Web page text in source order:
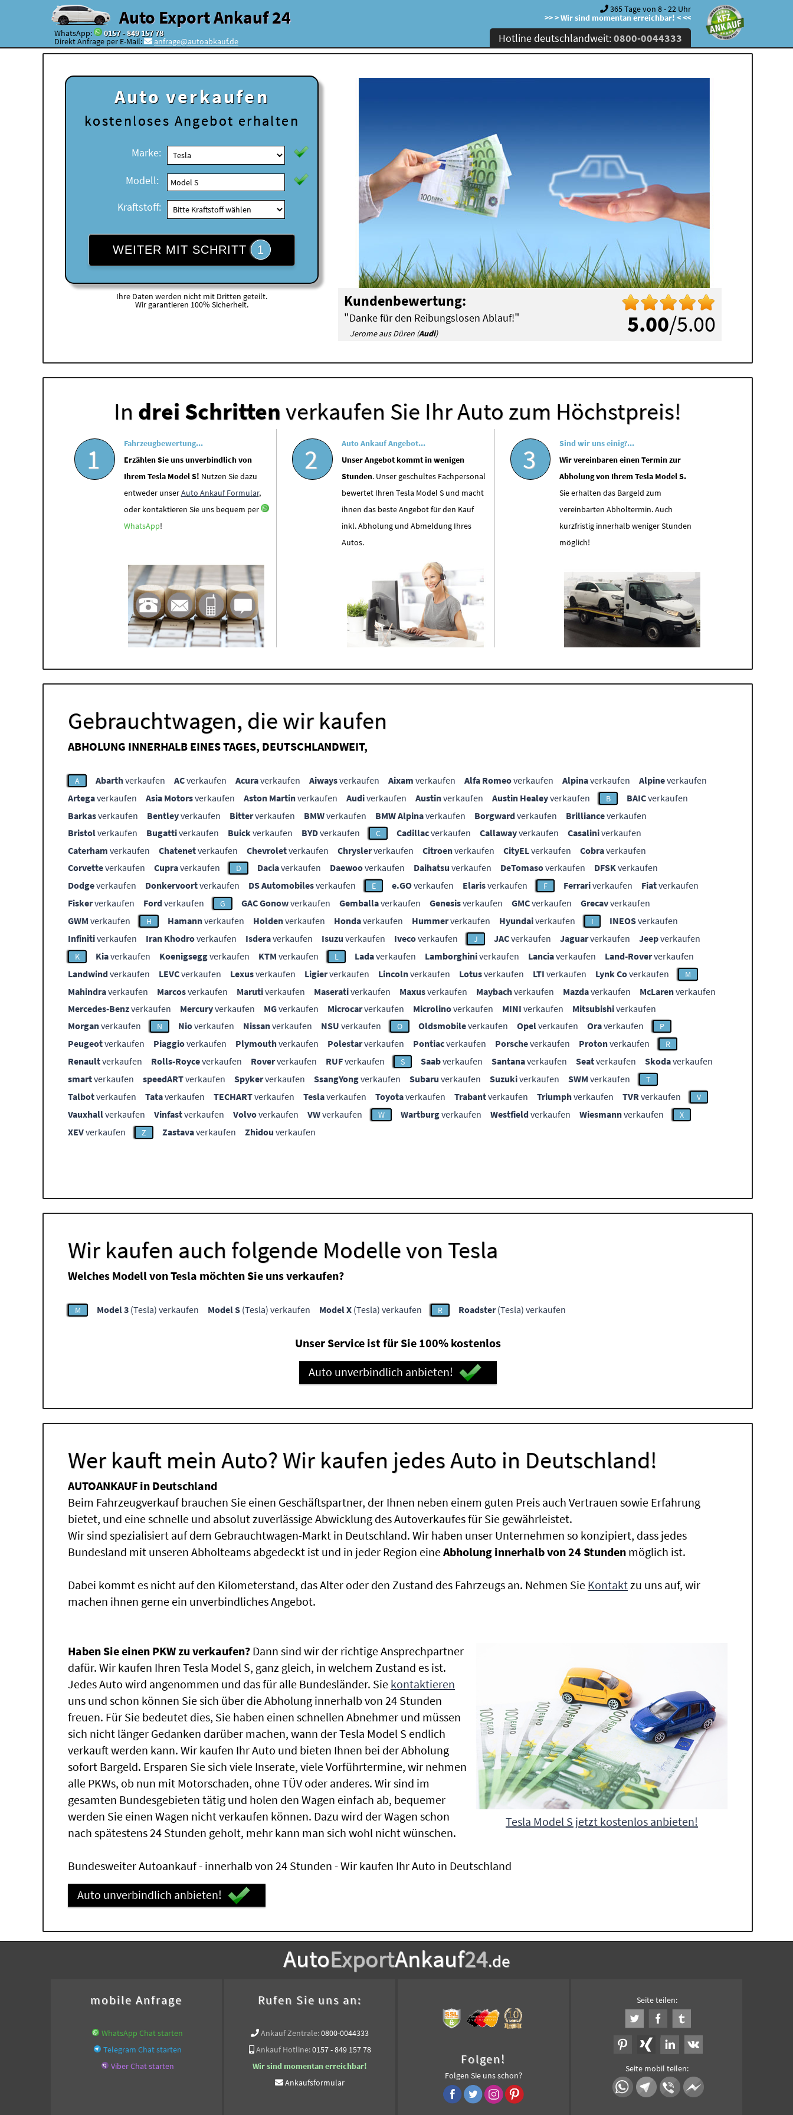
Auto Export Ankauf 24
WhatsApp: 0157 - 849 157 78
Direkt Anfrage per E-Mail: anfrage@autoabkauf.de
365 Tage von 8 - 22 Uhr
>> > Wir sind momentan erreichbar! < <<
Hotline deutschlandweit:0800-0044333
Auto verkaufen
kostenloses Angebot erhalten
Marke:
Modell:
Kraftstoff:
WEITER MIT SCHRITT 1
Ihre Daten werden nicht mit Dritten geteilt.
Wir garantieren 100% Sicherheit.
5.00/5.00
Kundenbewertung:
"Danke für den Reibungslosen Ablauf!"
Jerome aus Düren (Audi)
In drei Schrittenverkaufen Sie Ihr Auto zum Höchstpreis!
1
Fahrzeugbewertung...
Erzählen Sie uns unverbindlich von
Ihrem Tesla Model S! Nutzen Sie dazu
entweder unserAuto Ankauf Formular,
oder kontaktieren Sie uns bequem per
WhatsApp!
2
Auto Ankauf Angebot...
Unser Angebot kommt in wenigen
Stunden. Unser geschultes Fachpersonal
bewertet Ihren Tesla Model S und macht
ihnen das beste Angebot für den Kauf
inkl. Abholung und Abmeldung Ihres
Autos.
3
Sind wir uns einig?...
Wir vereinbaren einen Termin zur
Abholung von Ihrem Tesla Model S.
Sie erhalten das Bargeld zum
vereinbarten Abholtermin. Auch
kurzfristig innerhalb weniger Stunden
möglich!
Gebrauchtwagen, die wir kaufen
ABHOLUNG INNERHALB EINES TAGES, DEUTSCHLANDWEIT,
A Abarthverkaufen ACverkaufen Acuraverkaufen Aiwaysverkaufen Aixam verkaufen Alfa Romeoverkaufen Alpinaverkaufen Alpineverkaufen
Artegaverkaufen Asia Motorsverkaufen Aston Martinverkaufen Audiverkaufen Austinverkaufen Austin Healeyverkaufen B BAICverkaufen
Barkasverkaufen Bentleyverkaufen Bitterverkaufen BMWverkaufen BMW Alpinaverkaufen Borgwardverkaufen Brillianceverkaufen
Bristolverkaufen Bugattiverkaufen Buickverkaufen BYDverkaufen C Cadillacverkaufen Callawayverkaufen Casaliniverkaufen
Caterham verkaufen Chatenetverkaufen Chevroletverkaufen Chryslerverkaufen Citroenverkaufen CityELverkaufen Cobraverkaufen
Corvetteverkaufen Cupraverkaufen D Daciaverkaufen Daewooverkaufen Daihatsu verkaufen DeTomasoverkaufen DFSKverkaufen
Dodgeverkaufen Donkervoortverkaufen DS Automobilesverkaufen E e.GOverkaufen Elarisverkaufen F Ferrariverkaufen Fiatverkaufen
Fiskerverkaufen Fordverkaufen G GAC Gonowverkaufen Gemballaverkaufen Genesisverkaufen GMCverkaufen Grecavverkaufen
GWM verkaufen H Hamannverkaufen Holdenverkaufen Hondaverkaufen Hummerverkaufen Hyundaiverkaufen I INEOSverkaufen
Infinitiverkaufen Iran Khodroverkaufen Isderaverkaufen Isuzu verkaufen Ivecoverkaufen J JACverkaufen Jaguarverkaufen Jeepverkaufen
K Kiaverkaufen Koenigseggverkaufen KTM verkaufen L Ladaverkaufen Lamborghiniverkaufen Lanciaverkaufen Land-Roververkaufen
Landwindverkaufen LEVCverkaufen Lexusverkaufen Ligierverkaufen Lincolnverkaufen Lotusverkaufen LTI verkaufen Lynk Coverkaufen M
Mahindraverkaufen Marcosverkaufen Marutiverkaufen Maserativerkaufen Maxusverkaufen Maybachverkaufen Mazdaverkaufen McLarenverkaufen
Mercedes-Benzverkaufen Mercuryverkaufen MGverkaufen Microcarverkaufen Microlinoverkaufen MINI verkaufen Mitsubishiverkaufen
Morganverkaufen N Nioverkaufen Nissanverkaufen NSU verkaufen O Oldsmobileverkaufen Opelverkaufen Oraverkaufen P
Peugeotverkaufen Piaggioverkaufen Plymouthverkaufen Polestarverkaufen Pontiacverkaufen Porscheverkaufen Protonverkaufen R
Renaultverkaufen Rolls-Royceverkaufen Roververkaufen RUFverkaufen S Saabverkaufen Santanaverkaufen Seatverkaufen Skodaverkaufen
smartverkaufen speedARTverkaufen Spykerverkaufen SsangYongverkaufen Subaru verkaufen Suzukiverkaufen SWM verkaufen T
Talbotverkaufen Tataverkaufen TECHARTverkaufen Teslaverkaufen Toyotaverkaufen Trabantverkaufen Triumphverkaufen TVRverkaufen V
Vauxhallverkaufen Vinfastverkaufen Volvoverkaufen VWverkaufen W Wartburgverkaufen Westfieldverkaufen Wiesmannverkaufen X
XEVverkaufen Z Zastavaverkaufen Zhidou verkaufen
Wir kaufen auch folgende Modelle von Tesla
Welches Modell von Tesla möchten Sie uns verkaufen?
M Model 3 (Tesla) verkaufen Model S (Tesla) verkaufen Model X (Tesla) verkaufen R Roadster(Tesla) verkaufen
Unser Service ist für Sie 100% kostenlos
Auto unverbindlich anbieten!
Wer kauft mein Auto? Wir kaufen jedes Auto in Deutschland!
AUTOANKAUF in Deutschland
Beim Fahrzeugverkauf brauchen Sie einen Geschäftspartner, der Ihnen neben einem guten Preis auch Vertrauen sowie Erfahrung
bietet, und eine schnelle und absolut zuverlässige Abwicklung des Autoverkaufes für Sie gewährleistet.
Wir sind spezialisiert auf dem Gebrauchtwagen-Markt in Deutschland. Wir haben unser Unternehmen so konzipiert, dass jedes
Bundesland mit unseren Abholteams abgedeckt ist und in jeder Region eineAbholung innerhalb von 24 Stunden möglich ist.
Dabei kommt es nicht auf den Kilometerstand, das Alter oder den Zustand des Fahrzeugs an. Nehmen Sie Kontaktzu uns auf, wir
machen ihnen gerne ein unverbindliches Angebot.
Tesla Model S jetzt kostenlos anbieten!
Haben Sie einen PKW zu verkaufen? Dann sind wir der richtige Ansprechpartner
dafür. Wir kaufen Ihren Tesla Model S, ganz gleich, in welchem Zustand es ist.
Jedes Auto wird angenommen und das für alle Bundesländer. Sie kontaktieren
uns und schon können Sie sich über die Abholung innerhalb von 24 Stunden
freuen. Für Sie bedeutet dies, Sie haben einen schnellen Abnehmer und müssen
sich nicht länger Gedanken darüber machen, wann der Tesla Model S endlich
verkauft werden kann. Wir kaufen Ihr Auto und bieten Ihnen bei der Abholung
sofort Bargeld. Ersparen Sie sich viele Inserate, viele Vorführtermine, wir nehmen
alle PKWs, ob nun mit Motorschaden, ohne TÜV oder anderes. Wir sind im
gesamten Bundesgebieten tätig und holen den Wagen einfach ab, bequemer
werden Sie einen Wagen nicht verkaufen können. Dazu wird der Wagen schon
nach spätestens 24 Stunden geholt, mehr kann man sich wohl nicht wünschen.
Bundesweiter Autoankauf - innerhalb von 24 Stunden - Wir kaufen Ihr Auto in Deutschland
Auto unverbindlich anbieten!
AutoExportAnkauf24.de
mobile Anfrage
WhatsApp Chat starten
Telegram Chat starten
Viber Chat starten
Rufen Sie uns an:
Ankauf Zentrale:0800-0044333
Ankauf Hotline:0157 - 849 157 78
Wir sind momentan erreichbar!
Ankaufsformular
Folgen!
Folgen Sie uns schon?
Seite teilen:
Seite mobil teilen: